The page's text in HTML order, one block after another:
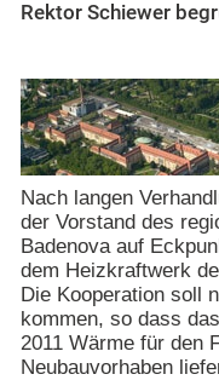
Rektor Schiewer
Nach langen
der Vorstand des
Badenova auf
dem Heizkraftwerk
Die Kooperation soll
kommen, so dass
2011 Wärme für den
Neubauvorhaben